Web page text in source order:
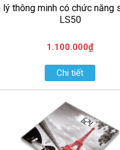
lý thông minh có chức năng
LS50
1.100.000₫
Chi tiết